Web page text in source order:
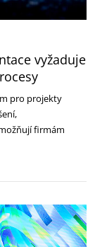
vyžaduje
pro projekty
firmám